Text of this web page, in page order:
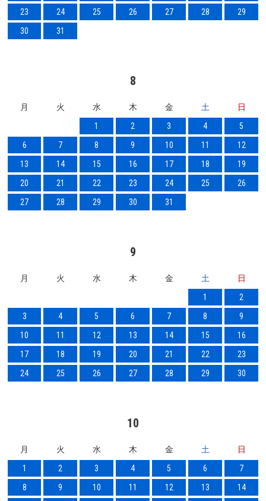
23 24 25 26 27 28
29
30
31
8
月 火 水 木 金 土
日
1
2 3 4
5
6
7 8 9 10 11
12
13
14 15 16 17 18
19
20
21 22 23 24 25
26
27
28 29 30 31
9
月 火 水 木 金 土
日
1
2
3
4 5 6 7 8
9
10
11 12 13 14 15
16
17
18 19 20 21 22
23
24
25 26 27 28 29 30
10
月 火 水 木 金 土
日
1
2 3 4 5 6
7
8
9 10 11 12 13
14